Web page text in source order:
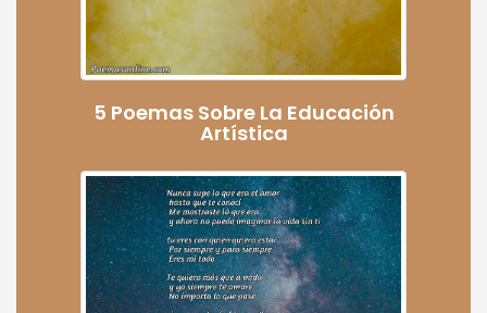
5 Poemas Sobre La Educación
Artística